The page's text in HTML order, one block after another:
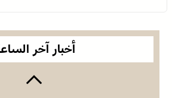
أخبار آخر